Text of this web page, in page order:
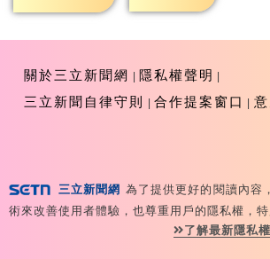
關於三立新聞網
隱私權聲明
三立新聞自律守則
合作提案窗口
Reserved 版權所有 盜用必究 台北市內
號 02-8792-8888
三立新聞網 為了提供更好的閱讀內容
術來改善使用者體驗，也尊重用戶的隱私權，特
了解最新隱私